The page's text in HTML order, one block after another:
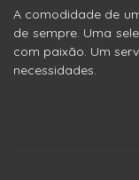
A comodidade de
de sempre. Uma
com paixão. Um
necessidades.